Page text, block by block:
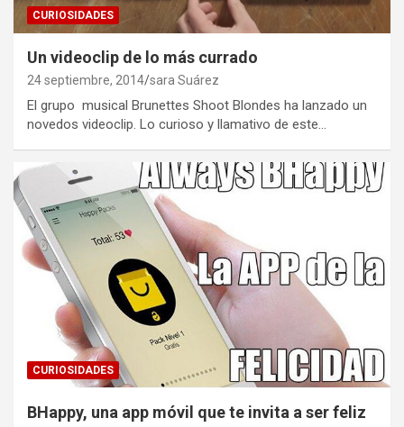
CURIOSIDADES
Un videoclip de lo más currado
24 septiembre, 2014 sara Suárez
El grupo musical Brunettes Shoot Blondes ha lanzado un
novedos videoclip. Lo curioso y llamativo de este…
CURIOSIDADES
BHappy, una app móvil que te invita a ser feliz